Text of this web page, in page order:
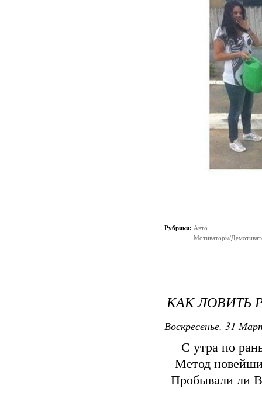
Рубрики: Авто
Мотиваторы/
КАК ЛОВИТЬ
Воскресенье, 31
С утра по
Метод
Пробывали ли